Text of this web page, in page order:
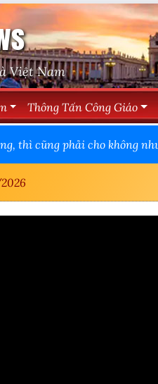
Việt Nam
Thông Tấn Công Giáo
thì cũng phải cho không